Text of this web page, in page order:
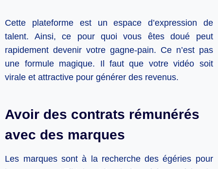
Cette plateforme est un espace d’expression de
talent. Ainsi, ce pour quoi vous êtes doué peut
rapidement devenir votre gagne-pain. Ce n’est pas
une formule magique. Il faut que votre vidéo soit
virale et attractive pour générer des revenus.
Avoir des contrats rémunérés
avec des marques
Les marques sont à la recherche des égéries pour